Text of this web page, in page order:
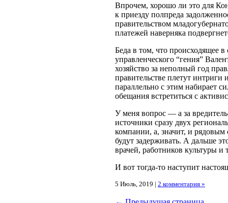
Впрочем, хорошо ли это для
к приезду полпреда
правительством
платежей наверняка
Беда в том, что происходящее
управленческого “гения”
хозяйство за неполный год
правительстве плетут
параллельно с этим набирает
обещания встретиться с
У меня вопрос — а за
источники сразу двух
компании, а, значит, и рядовым
будут задерживать. А дальше
врачей, работников культуры и
И вот тогда-то наступит
5 Июль, 2019 | 2 комментария »